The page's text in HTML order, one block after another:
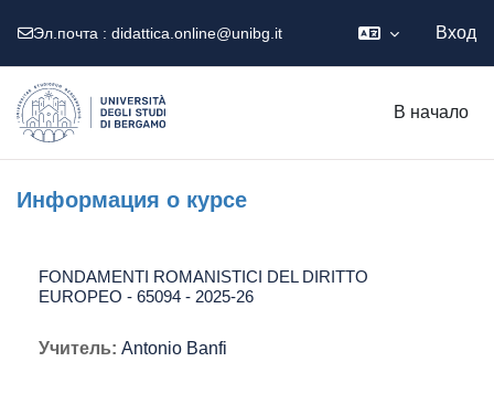
Эл.почта : didattica.online@unibg.it Вход
В начало
Информация о курсе
FONDAMENTI ROMANISTICI DEL DIRITTO
EUROPEO - 65094 - 2025-26
Учитель: Antonio Banfi